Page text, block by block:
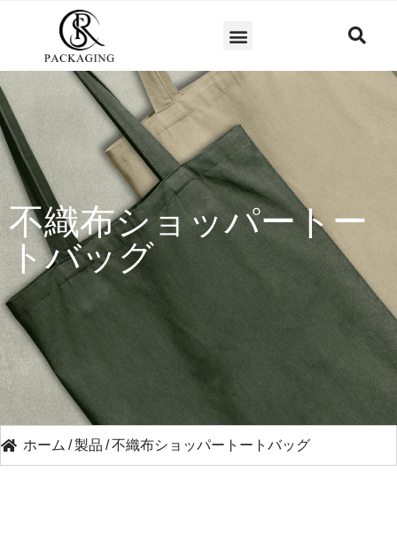
不織布ショッパートー
トバッグ
ホーム /製品 /不織布ショッパートートバッグ